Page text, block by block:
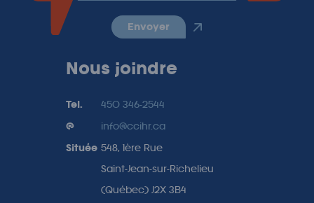
envoyer
Nous joindre
Tel. 450 346-2544
@ info@ccihr.ca
Située 548, 1ère Rue
Saint-Jean-sur-Richelieu
(Québec) J2X 3B4